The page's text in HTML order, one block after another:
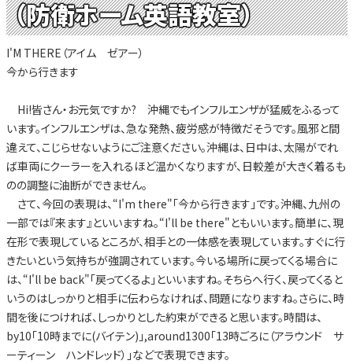
（防衛ホーム英語教室）
I'M THERE（アイム ゼアー）
今から行きます
Hi!皆さん・お元気ですか? 沖縄でもインフルエンザが猛威をふるって
います。インフルエンザは、急な発熱、疲労感が特徴だそうです。風邪と間
違えて、こじらせないようにご注意ください。沖縄は、日中は、太陽がでれ
ば車両にクーラーを入れるほど温かくなりますが、日較差が大きく着るも
のの調整に油断ができません。
さて、今回の表現は、“I'm there"「今から行きます」です。沖縄、九州の
一部では『来ます』といいますね。“I'll be there"ともいいます。簡単に、現
在形で表現しているところが、相手との一体感を表現しています。すぐに行
きたいという気持ちが強調されています。今いる場所に戻ってくる場合に
は、“I'll be back"「戻ってくるよ」といいますね。そちらへ行く、戻ってくると
いうのはしっかりと相手に伝わらなければ、問題になりますね。さらに、時
間を後につければ、しっかりとした約束ができると思います。時間は、
by10「10時までに(バイテン)」,around1300「13時ごろに（アラウンド サ
ーティーン ハンドレッド）」などで表現できます。